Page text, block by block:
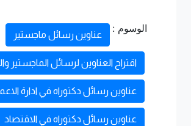
الوسوم :
عناوين رسائل ماجستير
اقتراح العناوين لرسائل الماجستير
عناوين رسائل دكتوراه في ادارة
عناوين رسائل دكتوراه في الاقتصاد